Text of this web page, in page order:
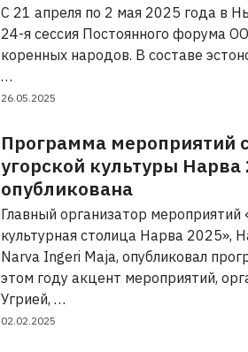
С 21 апреля по 2 мая 2025 года в
24-я сессия Постоянного форума
коренных народов. В составе
…
26.05.2025
Программа мероприятий
угорской культуры Нарва
опубликована
Главный организатор мероприятий
культурная столица Нарва 2025»,
Narva Ingeri Maja, опубликовал
этом году акцент мероприятий,
Угрией, …
02.02.2025